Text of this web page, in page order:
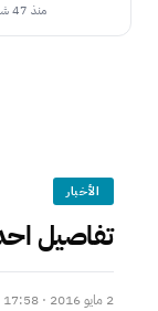
منذ 47 شهر
الأخبار
تفاصيل
2 مايو 2016 · 17:58